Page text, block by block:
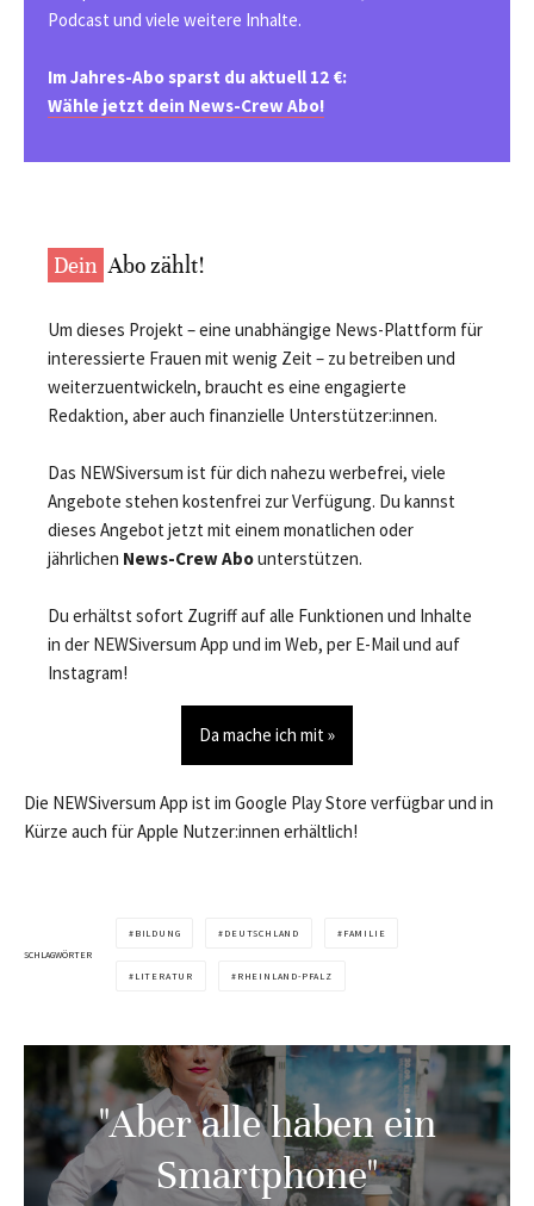
Podcast und viele weitere Inhalte.
Im Jahres-Abo sparst du aktuell 12 €:
Wähle jetzt dein News-Crew Abo!
Dein Abo zählt!
Um dieses Projekt – eine unabhängige News-Plattform für
interessierte Frauen mit wenig Zeit – zu betreiben und
weiterzuentwickeln, braucht es eine engagierte
Redaktion, aber auch finanzielle Unterstützer:innen.
Das NEWSiversum ist für dich nahezu werbefrei, viele
Angebote stehen kostenfrei zur Verfügung. Du kannst
dieses Angebot jetzt mit einem monatlichen oder
jährlichen News-Crew Abounterstützen.
Du erhältst sofort Zugriff auf alle Funktionen und Inhalte
in der NEWSiversum App und im Web, per E-Mail und auf
Instagram!
Da mache ich mit »
Die NEWSiversum App ist im Google Play Store verfügbar und in
Kürze auch für Apple Nutzer:innen erhältlich!
SCHLAGWÖRTER
BILDUNG DEUTSCHLAND FAMILIE
LITERATUR RHEINLAND-PFALZ
"Aber alle haben ein
Smartphone"